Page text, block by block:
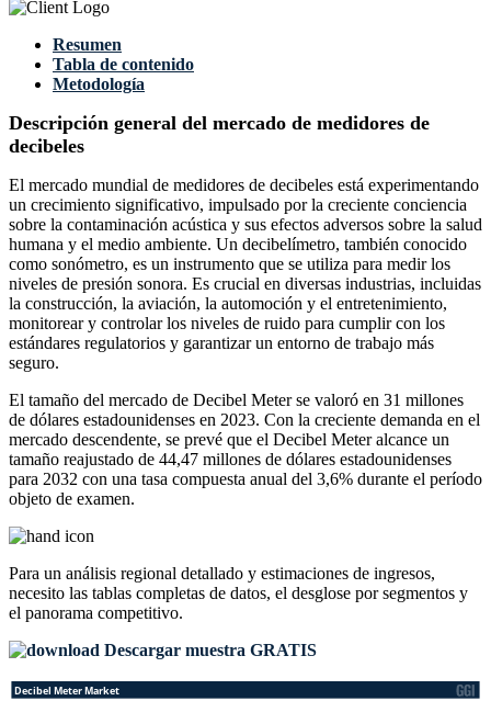
Resumen
Tabla de contenido
Metodología
Descripción general del mercado de medidores de
decibeles
El mercado mundial de medidores de decibeles está experimentando
un crecimiento significativo, impulsado por la creciente conciencia
sobre la contaminación acústica y sus efectos adversos sobre la salud
humana y el medio ambiente. Un decibelímetro, también conocido
como sonómetro, es un instrumento que se utiliza para medir los
niveles de presión sonora. Es crucial en diversas industrias, incluidas
la construcción, la aviación, la automoción y el entretenimiento,
monitorear y controlar los niveles de ruido para cumplir con los
estándares regulatorios y garantizar un entorno de trabajo más
seguro.
El tamaño del mercado de Decibel Meter se valoró en 31 millones
de dólares estadounidenses en 2023. Con la creciente demanda en el
mercado descendente, se prevé que el Decibel Meter alcance un
tamaño reajustado de 44,47 millones de dólares estadounidenses
para 2032 con una tasa compuesta anual del 3,6% durante el período
objeto de examen.
Para un análisis regional detallado y estimaciones de ingresos,
necesito las tablas completas de datos, el desglose por segmentos y
el panorama competitivo.
Descargar muestra GRATIS